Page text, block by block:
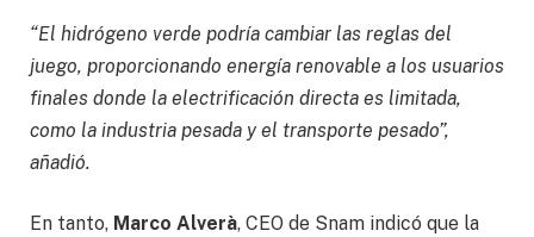
“El hidrógeno verde podría cambiar las reglas del
juego, proporcionando energía renovable a los usuarios
finales donde la electrificación directa es limitada,
como la industria pesada y el transporte pesado”,
añadió.
En tanto, Marco Alverà, CEO de Snam indicó que la